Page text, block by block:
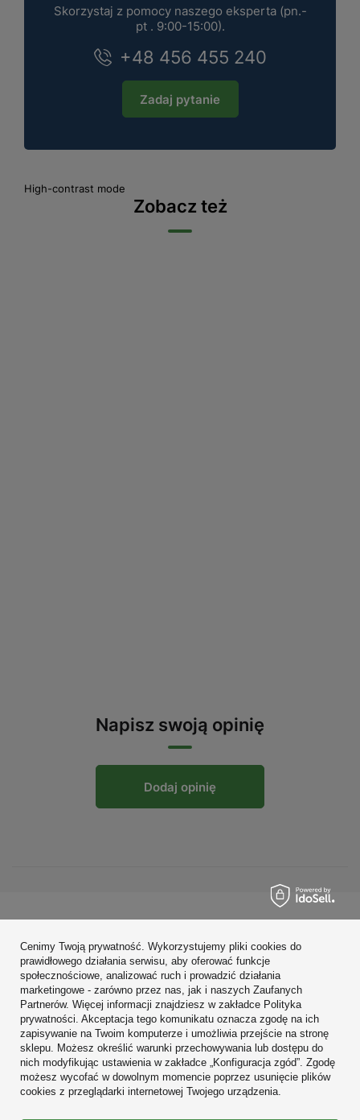
Skorzystaj z pomocy naszego eksperta (pn.-
pt . 9:00-15:00).
+48 456 455 240
Zadaj pytanie
High-contrast mode
Zobacz też
Napisz swoją opinię
Dodaj opinię
Konto
Regulaminy
Zobacz również
W sklepie prezentujemy ceny brutto (z VAT).
Cenimy Twoją prywatność. Wykorzystujemy pliki cookies do
prawidłowego działania serwisu, aby oferować funkcje
społecznościowe, analizować ruch i prowadzić działania
marketingowe - zarówno przez nas, jak i naszych Zaufanych
Partnerów. Więcej informacji znajdziesz w zakładce Polityka
prywatności. Akceptacja tego komunikatu oznacza zgodę na ich
zapisywanie na Twoim komputerze i umożliwia przejście na stronę
sklepu. Możesz określić warunki przechowywania lub dostępu do
nich modyfikując ustawienia w zakładce „Konfiguracja zgód”. Zgodę
możesz wycofać w dowolnym momencie poprzez usunięcie plików
cookies z przeglądarki internetowej Twojego urządzenia.